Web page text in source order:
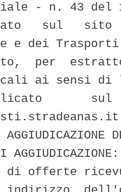
- n. 43 del
sul   sito
e dei
per
ai sensi di
sul
AGGIUDICAZIONE
di offerte